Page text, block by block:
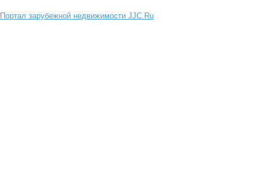
Портал зарубежной недвижимости JJC.Ru